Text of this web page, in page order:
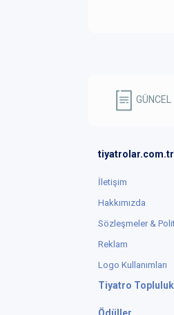
GÜNCEL
tiyatrolar.com.tr
İletişim
Hakkımızda
Sözleşmeler &
Reklam
Logo Kullanımları
Tiyatro